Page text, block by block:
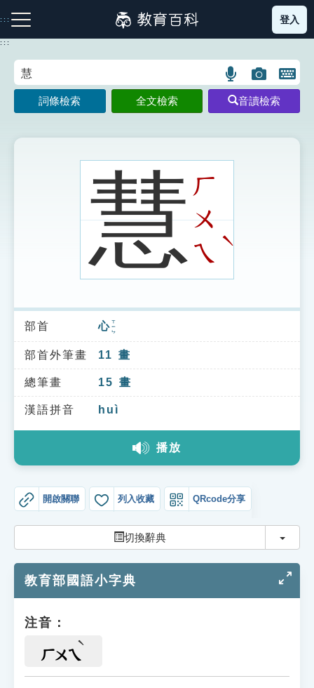
到
主
:::
注音索引圖示 筆畫索引圖示 部首索引表圖示
索引選單
知識索引
單字索引
生命大百科索引
教學應用
登入
:::
語
言
搜
示
圖
片
搜
開
鍵
圖
詞條檢索 全文檢索 音讀檢索
慧ㄏ
ㄨ
ㄟ
ˋ
部首 心ㄒㄧㄣ
部首外筆畫 11 畫
總筆畫 15 畫
漢語拼音 huì
播放
開啟關聯 列入收藏 QRcode分享
切換辭典 切換
教育部國語小字典
注音：
ㄏㄨㄟ